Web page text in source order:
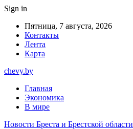
Sign in
Пятница, 7 августа, 2026
Контакты
Лента
Карта
chevy.by
Главная
Экономика
В мире
Новости Бреста и Брестской области